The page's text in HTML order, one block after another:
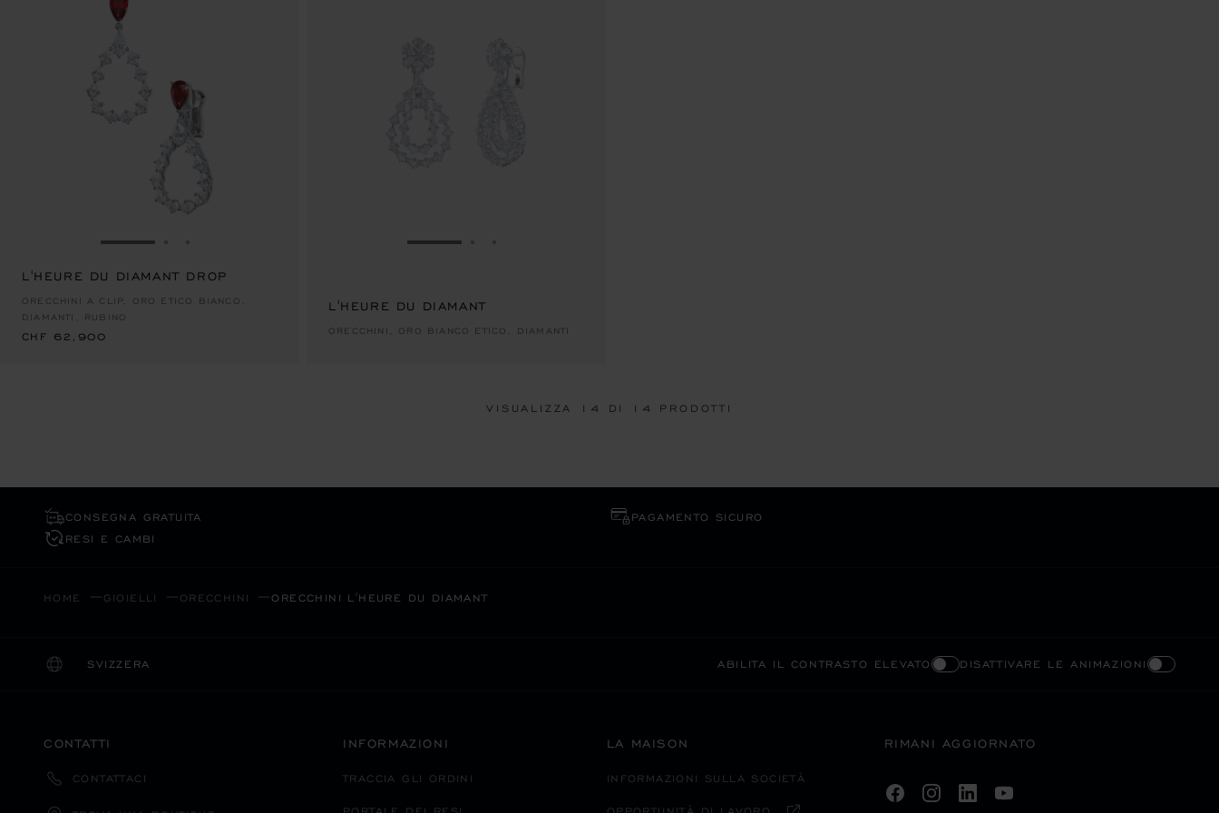
VAI ALLA SLIDE 1
L'HEURE DU DIAMANT DROP
ORECCHINI A CLIP, ORO ETICO BIANCO,
DIAMANTI, RUBINO
CHF 62,900
VAI ALLA SLIDE 1
L'HEURE DU DIAMANT
ORECCHINI, ORO BIANCO ETICO, DIAMANTI
VISUALIZZA 14 DI 14 PRODOTTI
CONSEGNA GRATUITA
PAGAMENTO SICURO
RESI E CAMBI
HOME GIOIELLI ORECCHINI ORECCHINI L'HEURE DU DIAMANT
SVIZZERA
LOCALIZZAZIONE (CAMBIA PAESE)
CAMBIA PAESE ABILITA IL CONTRASTO ELEVATO DISATTIVARE LE ANIMAZIONI
CONTATTI
CONTATTACI
INFORMAZIONI
TRACCIA GLI ORDINI
LA MAISON
INFORMAZIONI SULLA SOCIETÀ
RIMANI AGGIORNATO